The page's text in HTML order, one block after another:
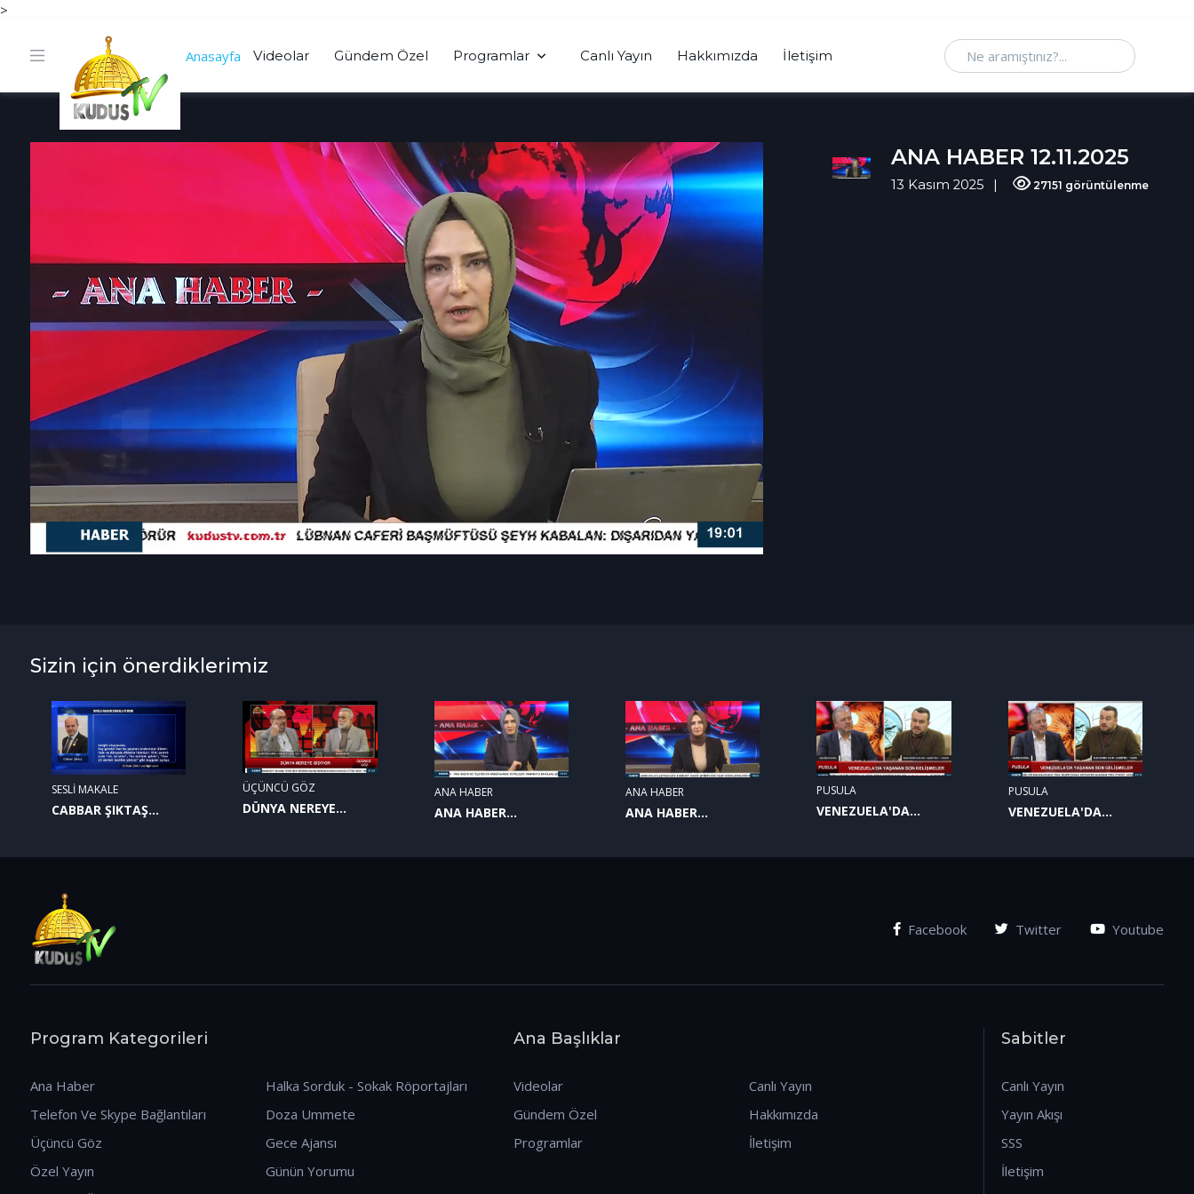
>
Anasayfa Videolar Gündem Özel Programlar Canlı Yayın Hakkımızda İletişim Ne aramıştınız
ANA HABER 12.11.2025
13 Kasım 2025 27151 görüntülenme
Sizin için önerdiklerimiz
SESLİ MAKALE
CABBAR ŞIKTAŞ
ÜÇÜNCÜ GÖZ
DÜNYA NEREYE
ANA HABER
ANA HABER
ANA HABER
ANA HABER
PUSULA
VENEZUELA'DA
PUSULA
VENEZUELA'DA
Facebook Twitter Youtube
Program Kategorileri
Ana Haber
Telefon Ve Skype Bağlantıları
Üçüncü Göz
Özel Yayın
Halka Sorduk - Sokak Röportajları
Doza Ummete
Gece Ajansı
Günün Yorumu
Ana Başlıklar
Videolar
Gündem Özel
Programlar
Canlı Yayın
Hakkımızda
İletişim
Sabitler
Canlı Yayın
Yayın Akışı
SSS
İletişim